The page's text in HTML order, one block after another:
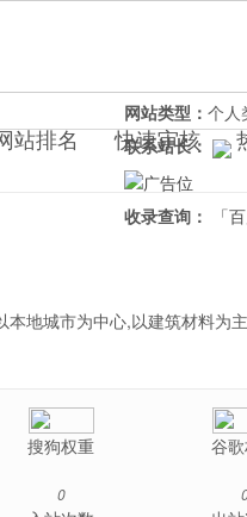
站排名 快速审核
网站类型： 个人
联系站长：
收录查询：
「
本地城市为中心,以建筑材料为
搜狗权重 谷
0